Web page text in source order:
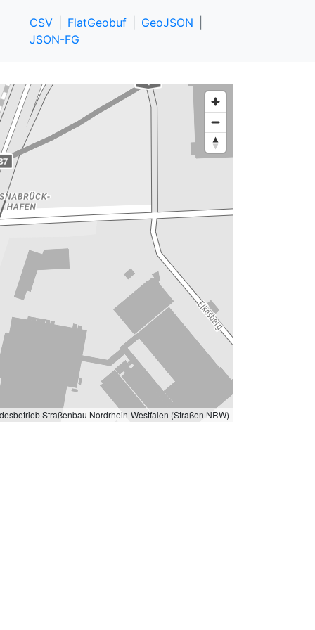
CSV FlatGeobuf
GeoJSON
JSON-FG
Straßenbau Nordrhein-Westfalen (Straßen.NRW)